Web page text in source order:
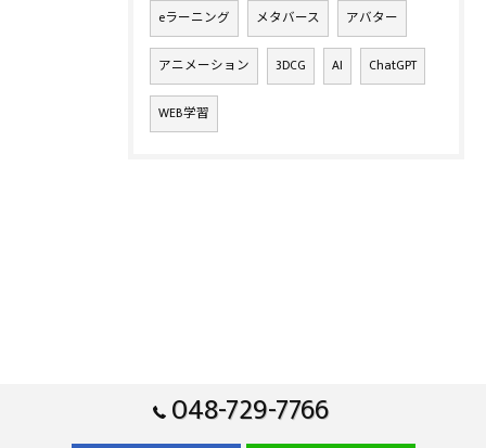
eラーニング メタバース アバター
アニメーション 3DCG AI ChatGPT
WEB学習
048-729-7766